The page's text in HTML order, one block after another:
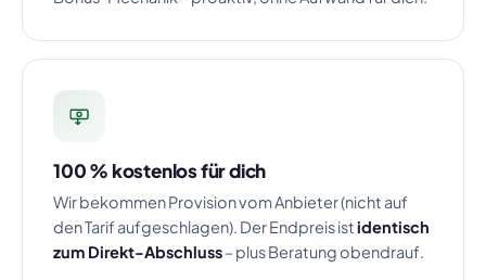
100 % kostenlos für dich
Wir bekommen Provision vom Anbieter (nicht auf
den Tarif aufgeschlagen). Der Endpreis istidentisch
zum Direkt-Abschluss– plus Beratung obendrauf.